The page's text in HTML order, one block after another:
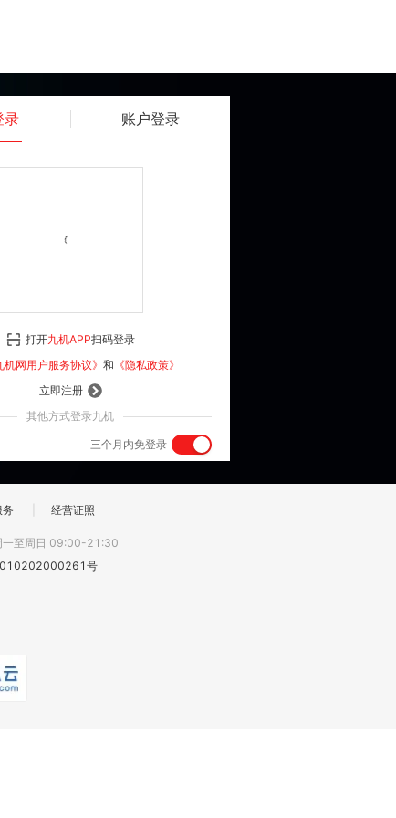
录 账户登录
登 录
立即注册
其他方式登录九机
三个月内免登录
打开九机APP扫码登录
机网用户服务协议》 和 《隐私政策》
经营证照
一至周日 09:00-21:30
号